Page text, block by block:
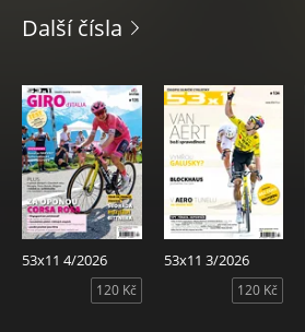
Další čísla
53x11 4/2026
120 Kč
53x11 3/2026
120 Kč